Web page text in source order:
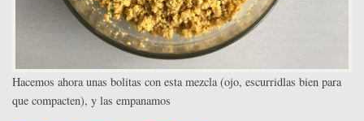
Hacemos ahora unas bolitas con esta mezcla (ojo, escurridlas bien para
que compacten), y las empanamos